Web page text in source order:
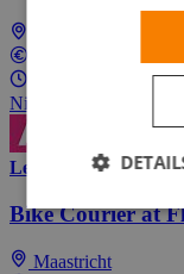
Parttime (overdag)
Nieuw! Solliciteer als
Lees meer
Bike Courier at
Maastricht